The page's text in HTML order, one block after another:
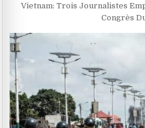
Vietnam: Trois Journalistes
Congrès